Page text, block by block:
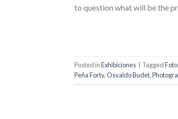
to question what will be the
Posted inExhibiciones Tagged
Peña Forty,Osvaldo Budet,